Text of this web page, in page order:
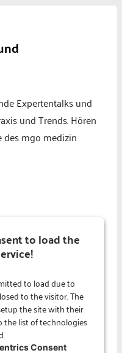
Expertentalks und
und Trends. Hören
des mgo medizin
to load the
to load due to
to the visitor. The
the site with their
the list of technologies
Consent